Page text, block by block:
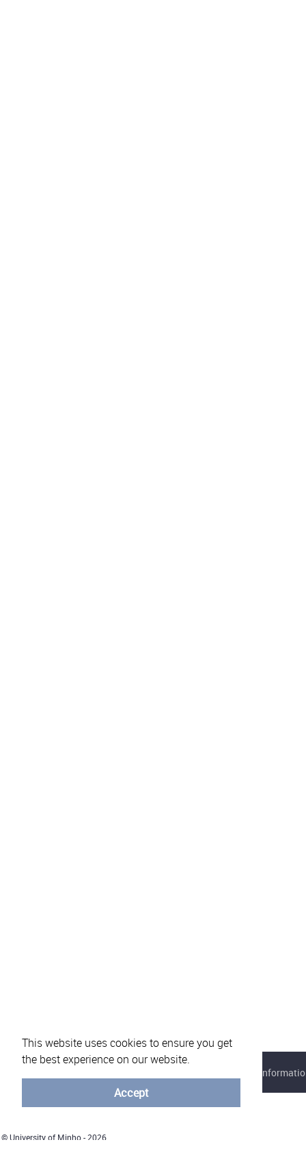
This website uses cookies to ensure you get
the best experience on our website.
Accept
© University of Minho - 2026